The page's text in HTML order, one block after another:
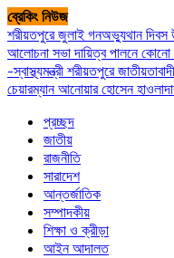
Skip
to
content
ব্রেকিং নিউজ
শরীয়তপুরে জুলাই গনঅভ্যুথান দিবস
আলোচনা সভাদায়িত্ব পালনে
-স্বাস্থ্যমন্ত্রী শরীয়তপুরে
চেয়ারম্যান আনোয়ার হোসেন
প্রচ্ছদ
জাতীয়
রাজনীতি
সারাদেশ
আন্তর্জাতিক
সম্পাদকীয়
শিক্ষা ও ক্রীড়া
আইন আদালত